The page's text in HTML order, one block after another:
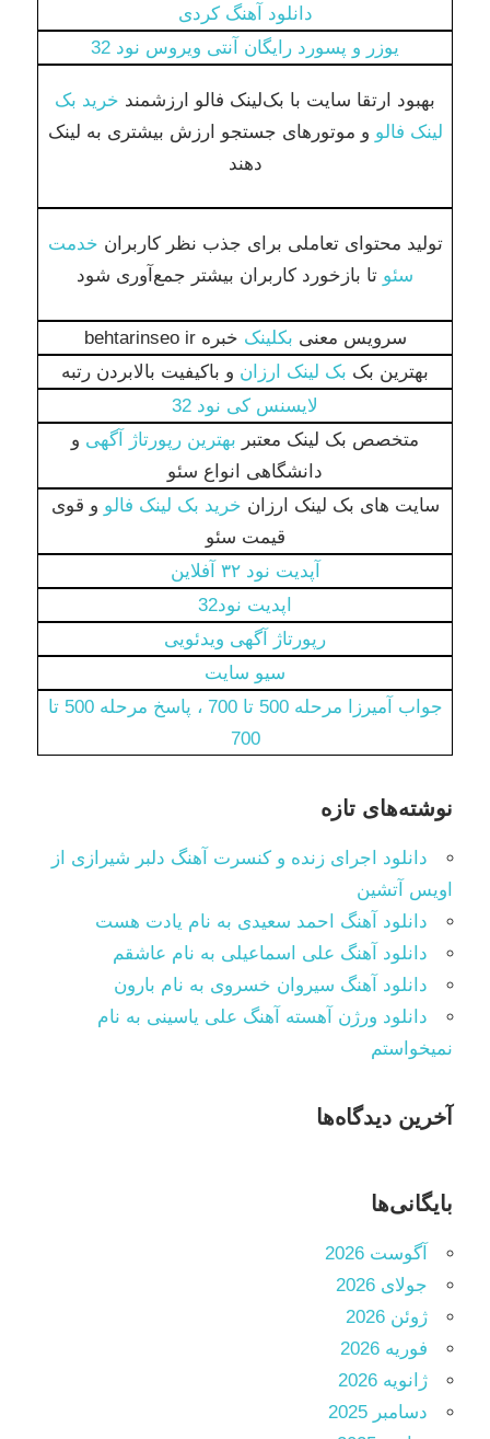
دانلود آهنگ کردی
یوزر و پسورد رایگان آنتی ویروس نود 32
بهبود ارتقا سایت با بک‌لینک فالو ارزشمند خرید بک
لینک فالو و موتورهای جستجو ارزش بیشتری به لینک
دهند
تولید محتوای تعاملی برای جذب نظر کاربران خدمت
سئو تا بازخورد کاربران بیشتر جمع‌آوری شود
سرویس معنی بکلینک خبره behtarinseo ir
بهترین بک بک لینک ارزان و باکیفیت بالابردن رتبه
لایسنس کی نود 32
متخصص بک لینک معتبر بهترین رپورتاژ آگهی و
دانشگاهی انواع سئو
سایت های بک لینک ارزان خرید بک لینک فالو و قوی
قیمت سئو
آپدیت نود ۳۲ آفلاین
اپدیت نود32
رپورتاژ آگهی ویدئویی
سیو سایت
جواب آمیرزا مرحله 500 تا 700 ، پاسخ مرحله 500 تا
700
نوشته‌های تازه
دانلود اجرای زنده و کنسرت آهنگ دلبر شیرازی از
اویس آتشین
دانلود آهنگ احمد سعیدی به نام یادت هست
دانلود آهنگ علی اسماعیلی به نام عاشقم
دانلود آهنگ سیروان خسروی به نام بارون
دانلود ورژن آهسته آهنگ علی یاسینی به نام
نمیخواستم
آخرین دیدگاه‌ها
بایگانی‌ها
آگوست 2026
جولای 2026
ژوئن 2026
فوریه 2026
ژانویه 2026
دسامبر 2025